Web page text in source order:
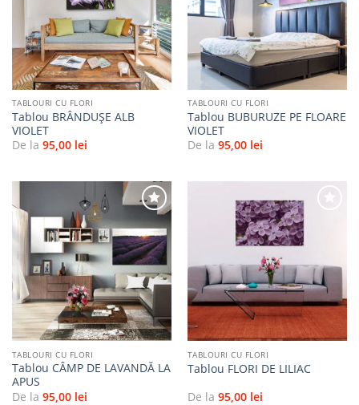
favorite
TABLOURI CU FLORI
Tablou BRÂNDUȘE ALB
VIOLET
De la 95,00 lei
la
favorite
TABLOURI CU FLORI
Tablou BUBURUZE PE FLOARE
VIOLET
De la 95,00 lei
Adaugă
la
favorite
TABLOURI CU FLORI
Tablou CÂMP DE LAVANDĂ LA
APUS
De la 95,00 lei
favorite
TABLOURI CU FLORI
Tablou FLORI DE LILIAC
De la 95,00 lei